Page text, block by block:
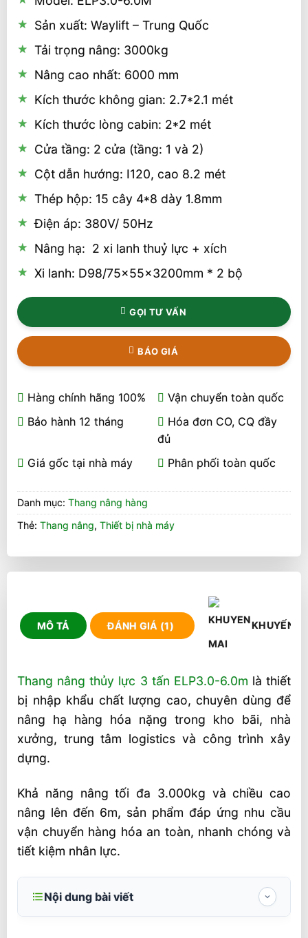
Sản xuất: Waylift – Trung Quốc
Tải trọng nâng: 3000kg
Nâng cao nhất: 6000 mm
Kích thước không gian: 2.7*2.1 mét
Kích thước lòng cabin: 2*2 mét
Cửa tầng: 2 cửa (tầng: 1 và 2)
Cột dẫn hướng: I120, cao 8.2 mét
Thép hộp: 15 cây 4*8 dày 1.8mm
Điện áp: 380V/ 50Hz
Nâng hạ: 2 xi lanh thuỷ lực + xích
Xi lanh: D98/75x55x3200mm * 2 bộ
GỌI TƯ VẤN
BÁO GIÁ
Hàng chính hãng 100%
Vận chuyển toàn quốc
Bảo hành 12 tháng
Hóa đơn CO, CQ đầy
đủ
Giá gốc tại nhà máy
Phân phối toàn quốc
Danh mục: Thang nâng hàng
Thẻ: Thang nâng, Thiết bị nhà máy
MÔ TẢ ĐÁNH GIÁ (1) KHUYẾN
Thang nâng thủy lực 3 tấn ELP3.0-6.0m là thiết
bị nhập khẩu chất lượng cao, chuyên dùng để
nâng hạ hàng hóa nặng trong kho bãi, nhà
xưởng, trung tâm logistics và công trình xây
dựng.
Khả năng nâng tối đa 3.000kg và chiều cao
nâng lên đến 6m, sản phẩm đáp ứng nhu cầu
vận chuyển hàng hóa an toàn, nhanh chóng và
tiết kiệm nhân lực.
Nội dung bài viết